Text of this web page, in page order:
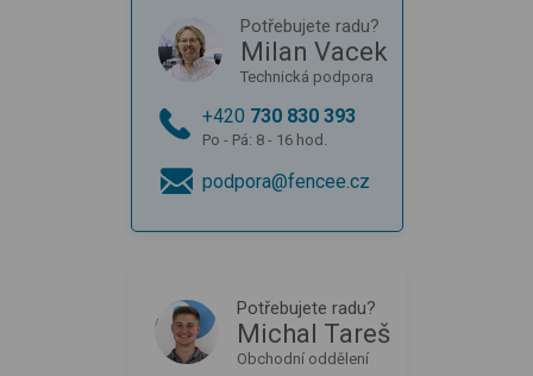
Potřebujete radu?
Milan Vacek
Technická podpora
+420 730 830 393
Po - Pá: 8 - 16 hod.
podpora@fencee.cz
Potřebujete radu?
Michal Tareš
Obchodní oddělení